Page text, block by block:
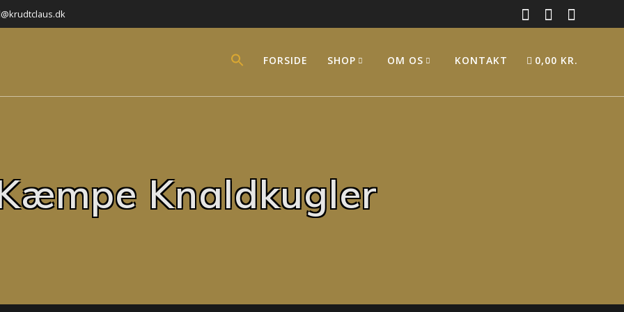
FORSIDE SHOP OM OS KONTAKT 0,00 KR.
Knaldkugler